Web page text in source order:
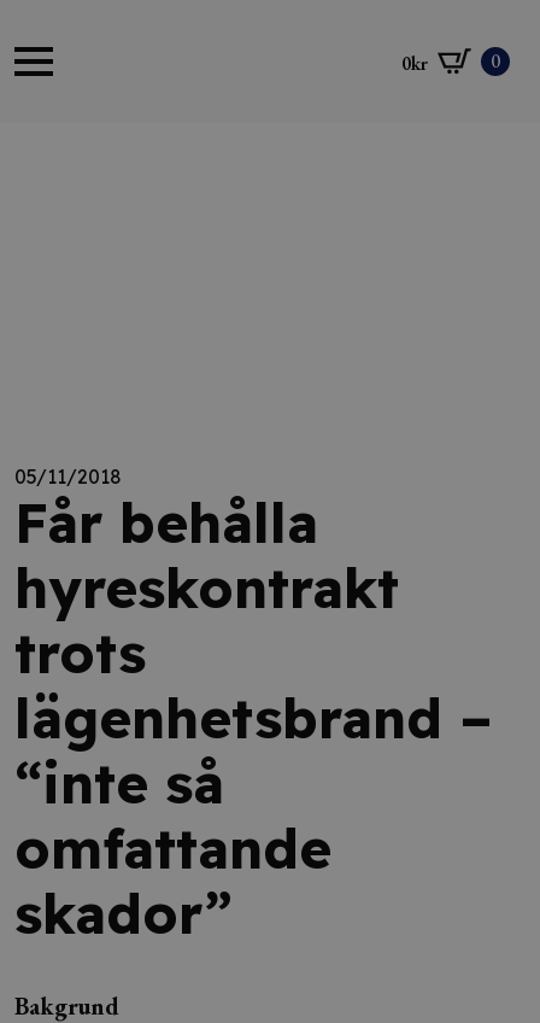
0kr 0
05/11/2018
Får behålla
hyreskontrakt
trots
lägenhetsbrand –
“inte så
omfattande
skador”
Bakgrund